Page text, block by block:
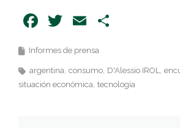
Facebook
Twitter
Email
Informes de prensa
argentina consumo D'Alessio IROL
situación económica tecnología